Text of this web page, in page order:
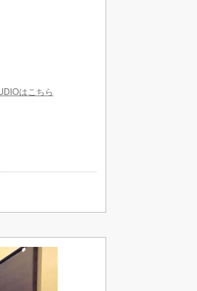
はこちら